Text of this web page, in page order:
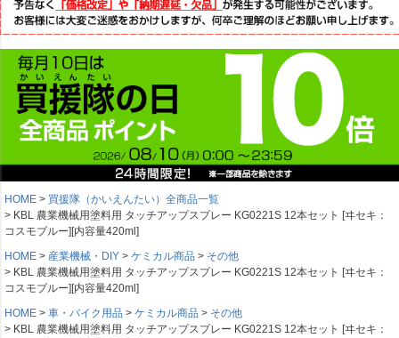
HOME
買援隊（かいえんたい）全商品一覧
KBL 農業機械用塗料用 タッチアップスプレー KG0221S 12本セット [ヰセキ：
コスモブルー][内容量420ml]
HOME
産業機械・DIY ケミカル商品
その他
KBL 農業機械用塗料用 タッチアップスプレー KG0221S 12本セット [ヰセキ：
コスモブルー][内容量420ml]
HOME
車・バイク用品 ケミカル商品
その他
KBL 農業機械用塗料用 タッチアップスプレー KG0221S 12本セット [ヰセキ：